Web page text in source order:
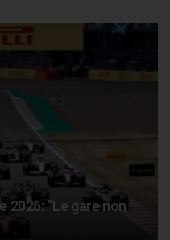
2026: “Le gare non